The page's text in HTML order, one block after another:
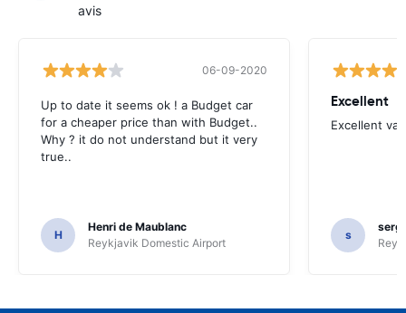
avis
06-09-2020
Up to date it seems ok ! a Budget car
for a cheaper price than with Budget..
Why ? it do not understand but it very
true..
H
Henri de Maublanc
Reykjavik Domestic Airport
Excellent
Excellent
s